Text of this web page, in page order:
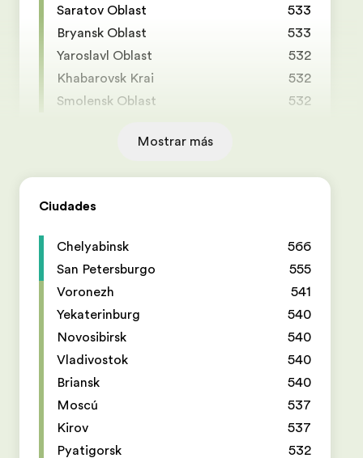
Saratov Oblast
533
Bryansk Oblast
533
Yaroslavl Oblast
532
Khabarovsk Krai
532
Smolensk Oblast
532
Mostrar más
Ciudades
Chelyabinsk
566
San Petersburgo
555
Voronezh
541
Yekaterinburg
540
Novosibirsk
540
Vladivostok
540
Briansk
540
Moscú
537
Kirov
537
Pyatigorsk
532